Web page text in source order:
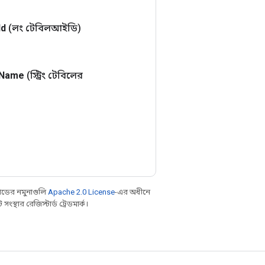
(লং টেবিলআইডি)
(স্ট্রিং টেবিলের
নমুনাগুলি Apache 2.0 License-এর অধীনে
রেজিস্টার্ড ট্রেডমার্ক।